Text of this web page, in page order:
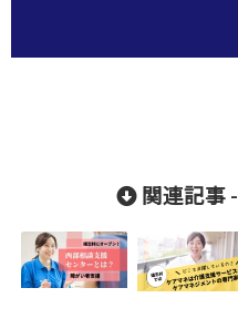
関連記事 -